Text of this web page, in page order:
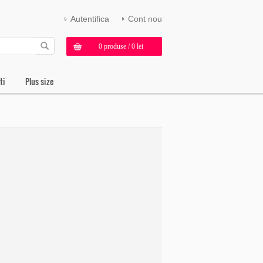
Autentifica Cont nou
0 produse / 0 lei
Plus size